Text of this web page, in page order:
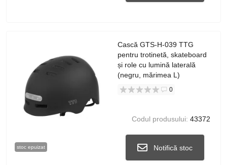
stoc epuizat
Cască GTS-H-039 TTG
pentru trotinetă, skateboard
și role cu lumină laterală
(negru, mărimea L)
0
Codul produsului: 43372
Notifică stoc